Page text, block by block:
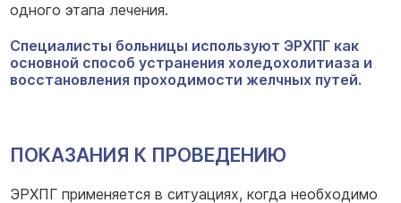
одного этапа лечения.
Специалисты больницы используют ЭРХПГ как
основной способ устранения холедохолитиаза и
восстановления проходимости желчных путей.
ПОКАЗАНИЯ К ПРОВЕДЕНИЮ
ЭРХПГ применяется в ситуациях, когда необходимо